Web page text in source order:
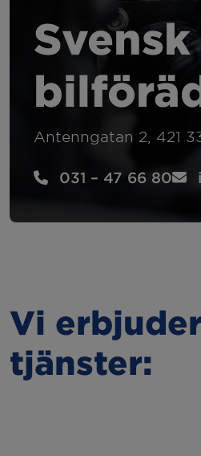
Felsökning
Kamremsbyte
Kupévärmare
Svensk
Antenngatan 2, 421
031 – 47 66 80
Vi
tjänster: